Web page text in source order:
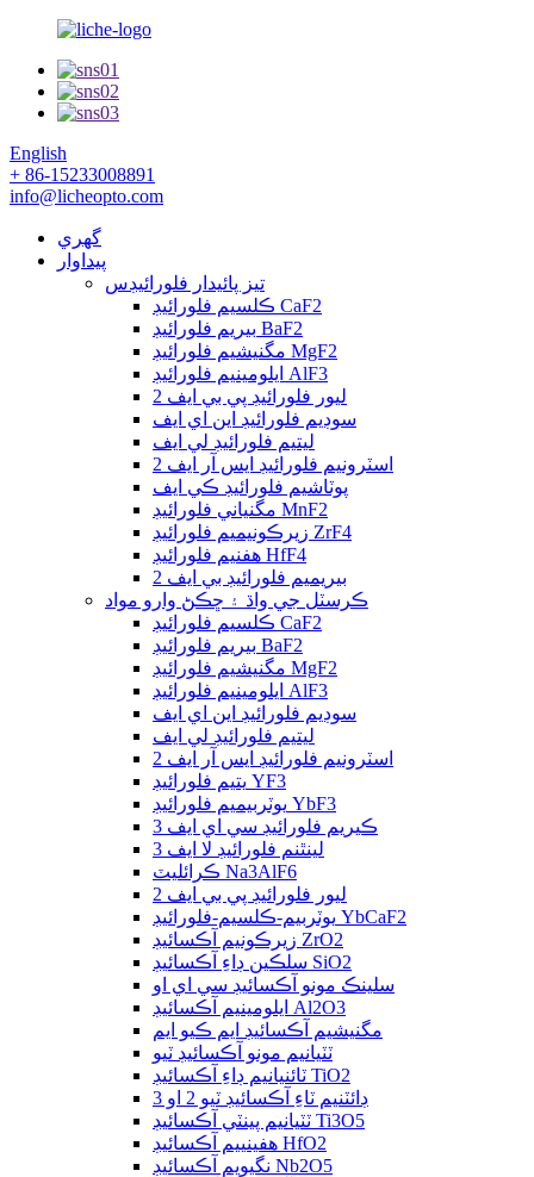
English
+ 86-15233008891
info@licheopto.com
گهري
پيداوار
تيز پائيدار فلورائيڊس
ڪلسيم فلورائيڊ CaF2
بيريم فلورائيڊ BaF2
مگنيشيم فلورائيڊ MgF2
ايلومينيم فلورائيڊ AlF3
ليور فلورائيڊ پي بي ايف 2
سوڊيم فلورائيڊ اين اي ايف
ليتيم فلورائيڊ لي ايف
اسٽرونيم فلورائيڊ ايس آر ايف 2
پوٽاشيم فلورائيڊ ڪي ايف
مگنياني فلورائيڊ MnF2
زيرڪونيميم فلورائيڊ ZrF4
هفنيم فلورائيڊ HfF4
بيريميم فلورائيڊ بي ايف 2
ڪرسٽل جي واڌ ۽ ڇڪڻ وارو مواد
ڪلسيم فلورائيڊ CaF2
بيريم فلورائيڊ BaF2
مگنيشيم فلورائيڊ MgF2
ايلومينيم فلورائيڊ AlF3
سوڊيم فلورائيڊ اين اي ايف
ليتيم فلورائيڊ لي ايف
اسٽرونيم فلورائيڊ ايس آر ايف 2
يتيم فلورائيڊ YF3
يوٽربيميم فلورائيڊ YbF3
ڪيريم فلورائيڊ سي اي ايف 3
لينٿنم فلورائيڊ لا ايف 3
ڪرائليٽ Na3AlF6
ليور فلورائيڊ پي بي ايف 2
يوٽربيم-ڪلسيم-فلورائيڊ YbCaF2
زيرڪونيم آڪسائيڊ ZrO2
سلڪين ڊاءِ آڪسائيڊ SiO2
سلينڪ مونو آڪسائيڊ سي اي او
ايلومينيم آڪسائيڊ Al2O3
مگنيشيم آڪسائيڊ ايم ڪيو ايم
ٽٽيانيم مونو آڪسائيڊ ٽيو
ٽائنيانيم ڊاءِ آڪسائيڊ TiO2
ڊائٽنيم ٽاءِ آڪسائيڊ ٽيو 2 او 3
ٽٽيانيم پينٽي آڪسائيڊ Ti3O5
هفينييم آڪسائيڊ HfO2
نگيويم آڪسائيڊ Nb2O5